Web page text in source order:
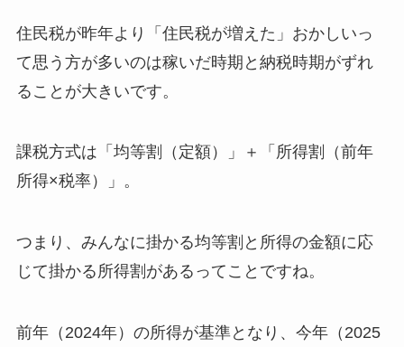
住民税が昨年より「住民税が増えた」おかしいっ
て思う方が多いのは稼いだ時期と納税時期がずれ
ることが大きいです。
課税方式は「均等割（定額）」＋「所得割（前年
所得×税率）」。
つまり、みんなに掛かる均等割と所得の金額に応
じて掛かる所得割があるってことですね。
前年（2024年）の所得が基準となり、今年（2025